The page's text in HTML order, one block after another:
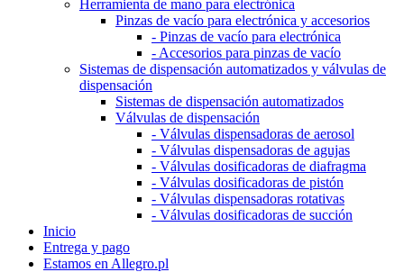
Herramienta de mano para electrónica
Pinzas de vacío para electrónica y accesorios
- Pinzas de vacío para electrónica
- Accesorios para pinzas de vacío
Sistemas de dispensación automatizados y válvulas de
dispensación
Sistemas de dispensación automatizados
Válvulas de dispensación
- Válvulas dispensadoras de aerosol
- Válvulas dispensadoras de agujas
- Válvulas dosificadoras de diafragma
- Válvulas dosificadoras de pistón
- Válvulas dispensadoras rotativas
- Válvulas dosificadoras de succión
Inicio
Entrega y pago
Estamos en Allegro.pl